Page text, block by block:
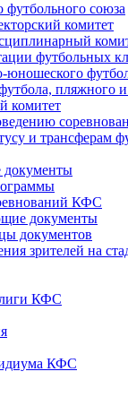
союза
комитет
футбольных
юношеского
пляжного
комитет
и трансферам
документы
КФС
документы
документов
зрителей на
КФС
КФС